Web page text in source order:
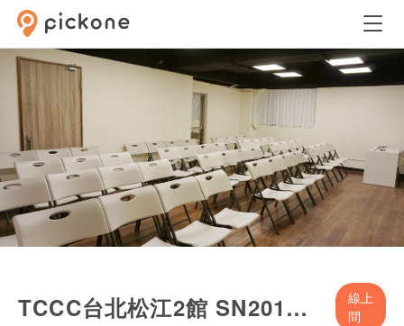
TCCC台北松江2館 SN201空間-專業訓練教室
線上
問